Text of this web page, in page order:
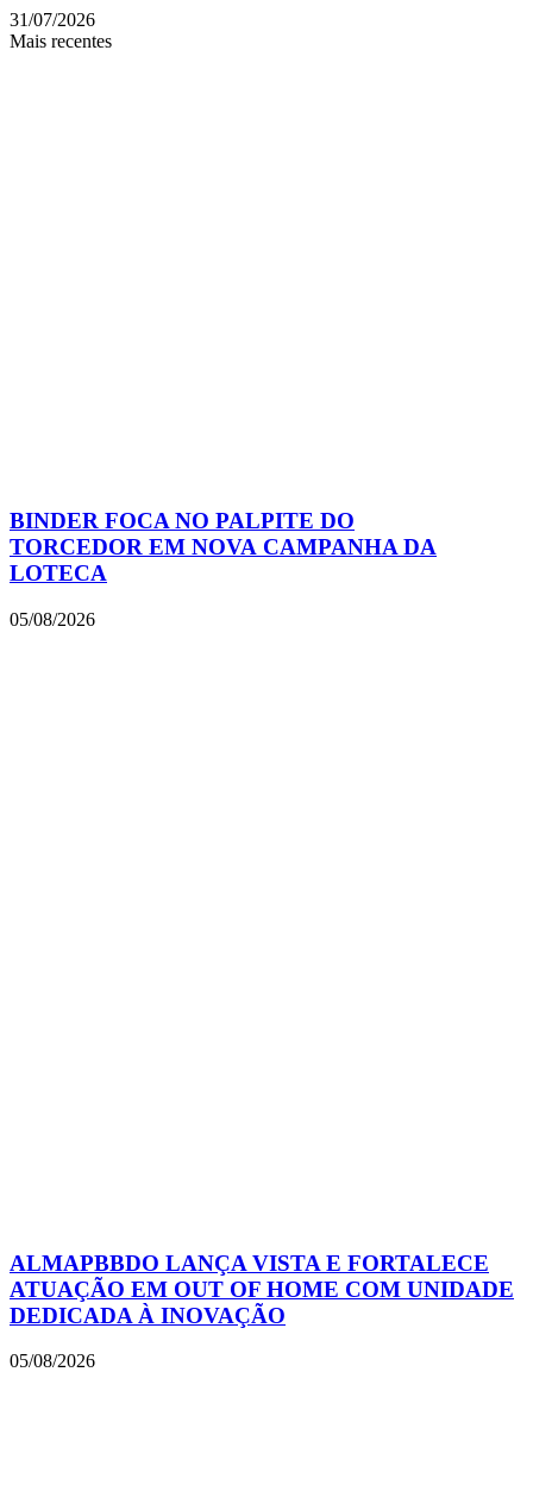
31/07/2026
Mais recentes
BINDER FOCA NO PALPITE DO
TORCEDOR EM NOVA CAMPANHA DA
LOTECA
05/08/2026
ALMAPBBDO LANÇA VISTA E FORTALECE
ATUAÇÃO EM OUT OF HOME COM UNIDADE
DEDICADA À INOVAÇÃO
05/08/2026